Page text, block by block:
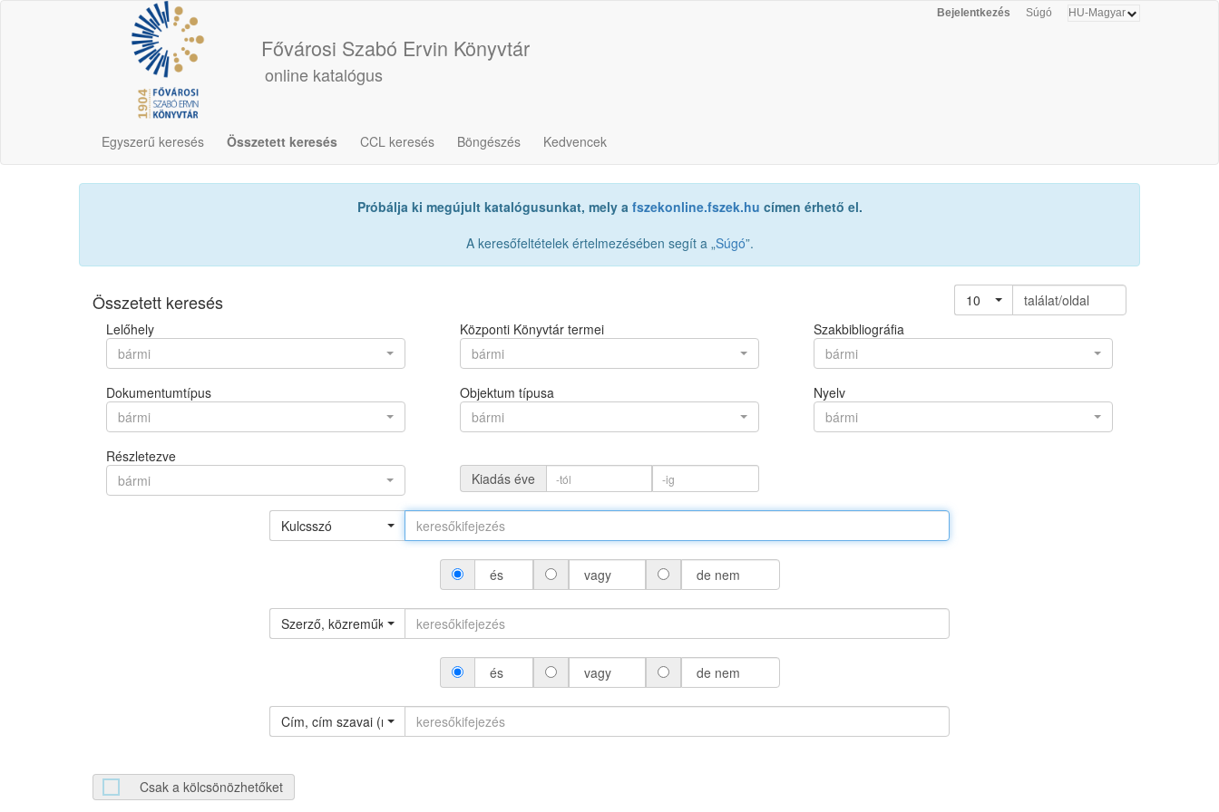
Bejelentkezés Súgó
Fővárosi Szabó Ervin Könyvtár
online katalógus
Egyszerű keresés Összetett keresés CCL keresés Böngészés Kedvencek
Próbálja ki megújult katalógusunkat, mely a fszekonline.fszek.hu címen érhető el.
A keresőfeltételek értelmezésében segít a „Súgó”.
Összetett keresés 10
találat/oldal
Lelőhely
bármi
Központi Könyvtár termei
bármi
Szakbibliográfia
bármi
Dokumentumtípus
bármi
Objektum típusa
bármi
Nyelv
bármi
Részletezve
bármi
Kiadás éve
Kulcsszó
és vagy de nem
Szerző, közreműködő (névváltozattal)
és vagy de nem
Cím, cím szavai (névváltozat nélkül)
Csak a kölcsönözhetőket